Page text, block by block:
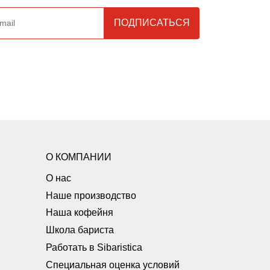
О КОМПАНИИ
О нас
Наше производство
Наша кофейня
Школа бариста
Работать в Sibaristica
Специальная оценка условий